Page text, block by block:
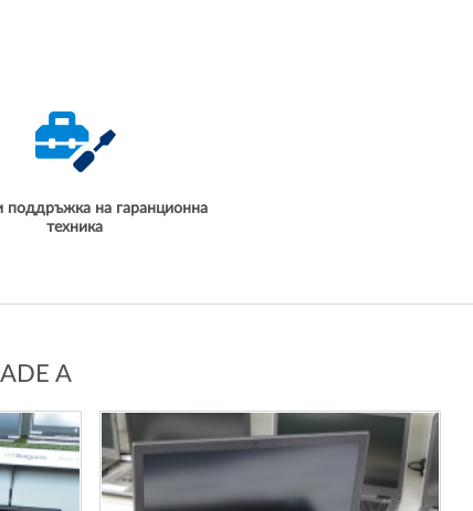
поддръжка на гаранционна
техника
A